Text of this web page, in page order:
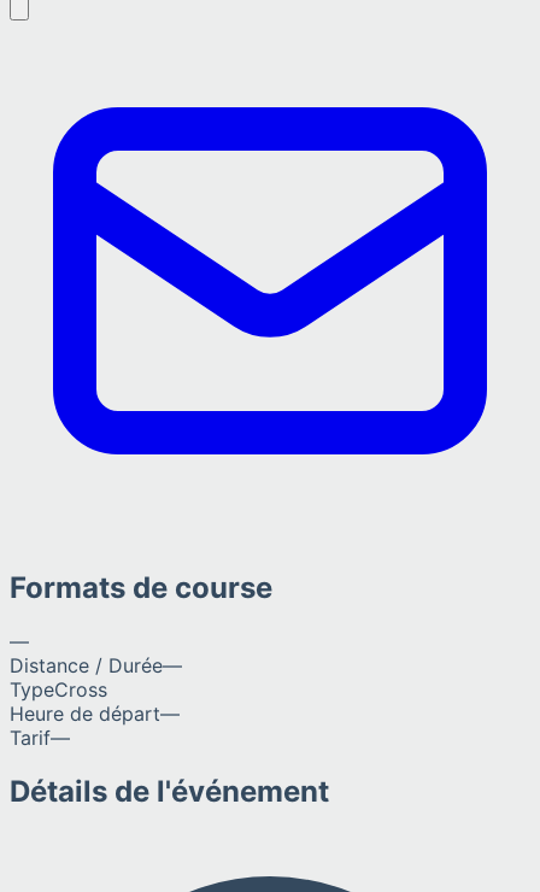
Formats de course
—
Distance / Durée—
TypeCross
Heure de départ—
Tarif—
Détails de l'événement